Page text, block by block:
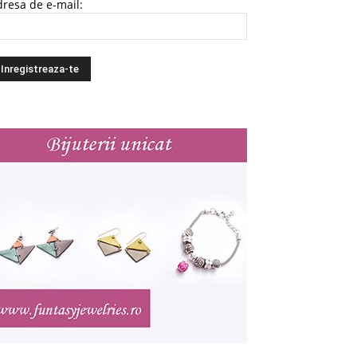
de e-mail: